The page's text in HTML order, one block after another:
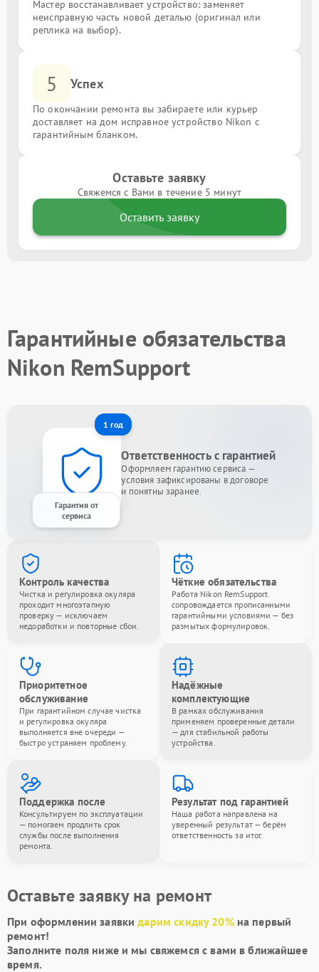
Мастер восстанавливает устройство: заменяет
неисправную часть новой деталью (оригинал или
реплика на выбор).
5 Успех
По окончании ремонта вы забираете или курьер
доставляет на дом исправное устройство Nikon с
гарантийным бланком.
Оставьте заявку
Свяжемся с Вами в течение 5 минут
Оставить заявку
Гарантийные обязательства
Nikon RemSupport
1 год
Гарантия от
сервиса
Ответственность с гарантией
Оформляем гарантию сервиса —
условия зафиксированы в договоре
и понятны заранее.
Контроль качества
Чистка и регулировка окуляра
проходит многоэтапную
проверку — исключаем
недоработки и повторные сбои.
Чёткие обязательства
Работа Nikon RemSupport
сопровождается прописанными
гарантийными условиями — без
размытых формулировок.
Приоритетное
обслуживание
При гарантийном случае чистка
и регулировка окуляра
выполняется вне очереди —
быстро устраняем проблему.
Надёжные
комплектующие
В рамках обслуживания
применяем проверенные детали
— для стабильной работы
устройства.
Поддержка после
Консультируем по эксплуатации
— помогаем продлить срок
службы после выполнения
ремонта.
Результат под гарантией
Наша работа направлена на
уверенный результат — берём
ответственность за итог.
Оставьте заявку на ремонт
При оформлении заявкидарим скидку 20%на первый
ремонт!
Заполните поля ниже и мы свяжемся с вами в ближайшее
время.